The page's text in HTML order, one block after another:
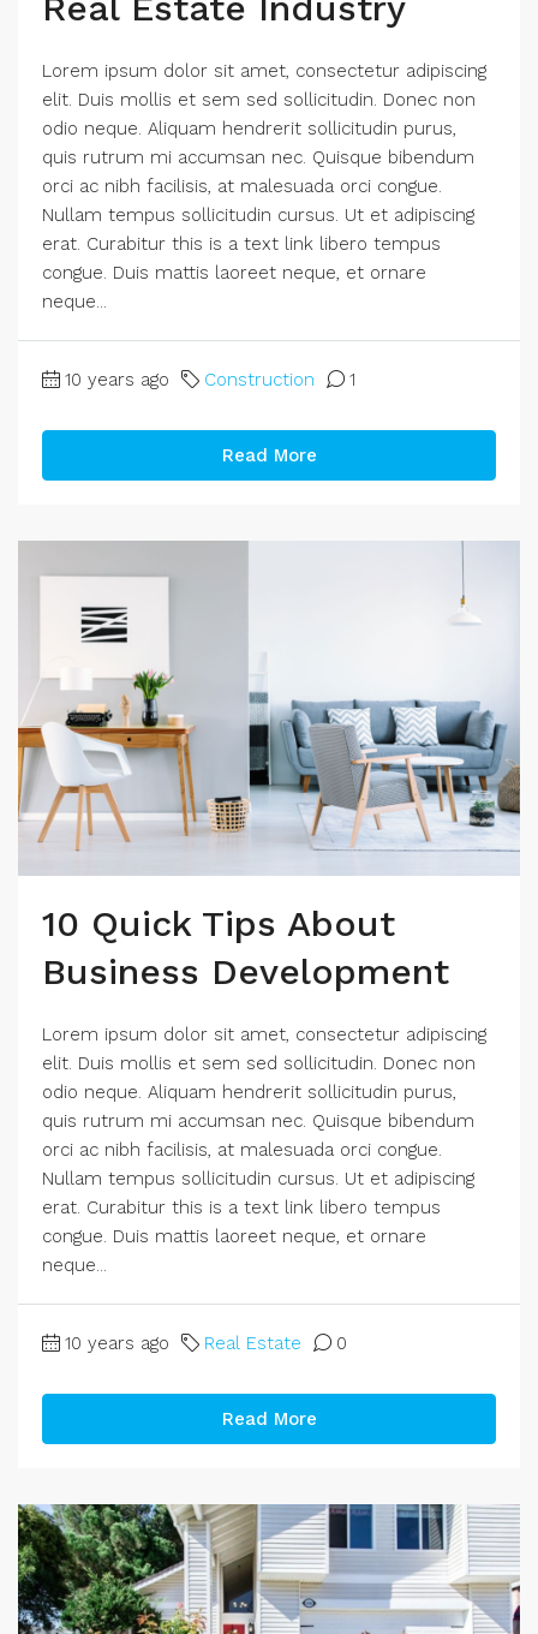
Lorem ipsum dolor sit amet, consectetur adipiscing
elit. Duis mollis et sem sed sollicitudin. Donec non
odio neque. Aliquam hendrerit sollicitudin purus,
quis rutrum mi accumsan nec. Quisque bibendum
orci ac nibh facilisis, at malesuada orci congue.
Nullam tempus sollicitudin cursus. Ut et adipiscing
erat. Curabitur this is a text link libero tempus
congue. Duis mattis laoreet neque, et ornare
neque...
10 years ago Construction 1
Read More
10 Quick Tips About
Business Development
Lorem ipsum dolor sit amet, consectetur adipiscing
elit. Duis mollis et sem sed sollicitudin. Donec non
odio neque. Aliquam hendrerit sollicitudin purus,
quis rutrum mi accumsan nec. Quisque bibendum
orci ac nibh facilisis, at malesuada orci congue.
Nullam tempus sollicitudin cursus. Ut et adipiscing
erat. Curabitur this is a text link libero tempus
congue. Duis mattis laoreet neque, et ornare
neque...
10 years ago Real Estate 0
Read More